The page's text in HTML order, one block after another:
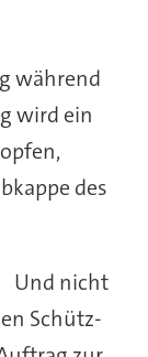
während
wird ein
des
Und nicht
Schütz-